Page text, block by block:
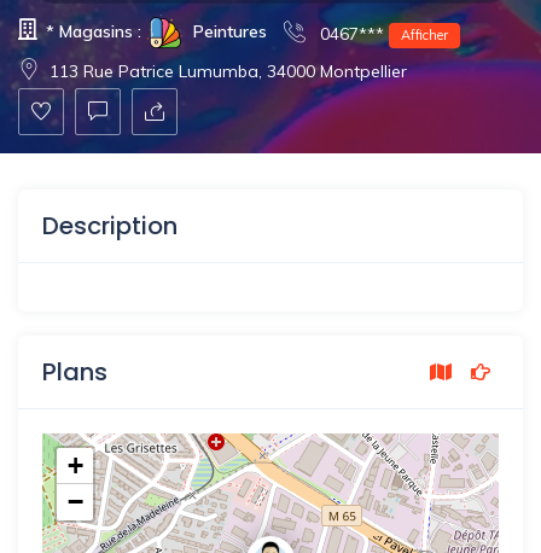
* Magasins : Peintures 0467*** Afficher
113 Rue Patrice Lumumba, 34000 Montpellier
Description
Plans
+
−